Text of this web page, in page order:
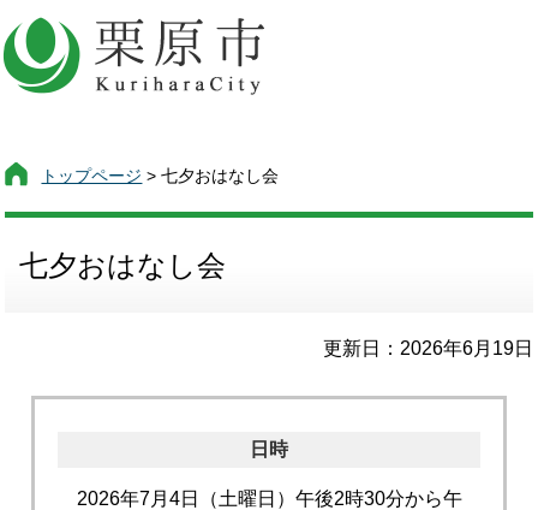
トップページ > 七夕おはなし会
七夕おはなし会
更新日：2026年6月19日
日時
2026年7月4日（土曜日）午後2時30分から午